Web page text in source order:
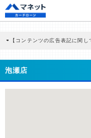
【コンテンツの広告表記に関し
商品を根拠なくPRするものでは
どに基づき、公平性を担保した
>提携企業一覧
泡瀬店